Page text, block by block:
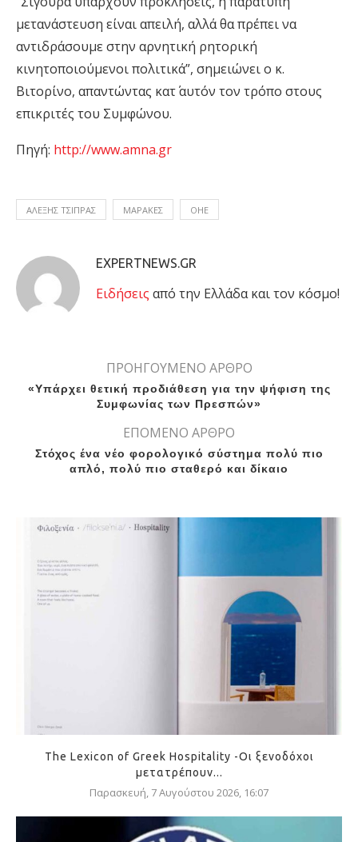
μετανάστευση είναι απειλή, αλλά θα πρέπει να
αντιδράσουμε στην αρνητική ρητορική
κινητοποιούμενοι πολιτικά”, σημειώνει ο κ.
Βιτορίνο, απαντώντας κατ΄ αυτόν τον τρόπο στους
επικριτές του Συμφώνου.
Πηγή: http://www.amna.gr
ΑΛΕΞΗΣ ΤΣΙΠΡΑΣ ΜΑΡΑΚΕΣ ΟΗΕ
EXPERTNEWS.GR
Eιδήσεις από την Ελλάδα και τον κόσμο!
ΠΡΟΗΓΟΥΜΕΝΟ ΑΡΘΡΟ
«Υπάρχει θετική προδιάθεση για την ψήφιση της
Συμφωνίας των Πρεσπών»
ΕΠΟΜΕΝΟ ΑΡΘΡΟ
Στόχος ένα νέο φορολογικό σύστημα πολύ πιο
απλό, πολύ πιο σταθερό και δίκαιο
The Lexicon of Greek Hospitality -Οι ξενοδόχοι
μετατρέπουν...
Παρασκευή, 7 Αυγούστου 2026, 16:07